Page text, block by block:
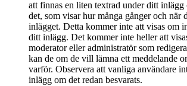
att finnas en liten textrad under ditt inlägg
det, som visar hur många gånger och när
inlägget. Detta kommer inte att visas om
ditt inlägg. Det kommer inte heller att
moderator eller administratör som
kan de om de vill lämna ett meddelande
varför. Observera att vanliga användare
inlägg om det redan besvarats.